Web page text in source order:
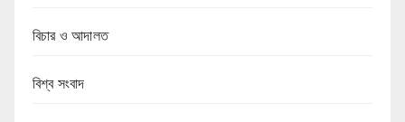
বিচার ও আদালত
বিশ্ব সংবাদ